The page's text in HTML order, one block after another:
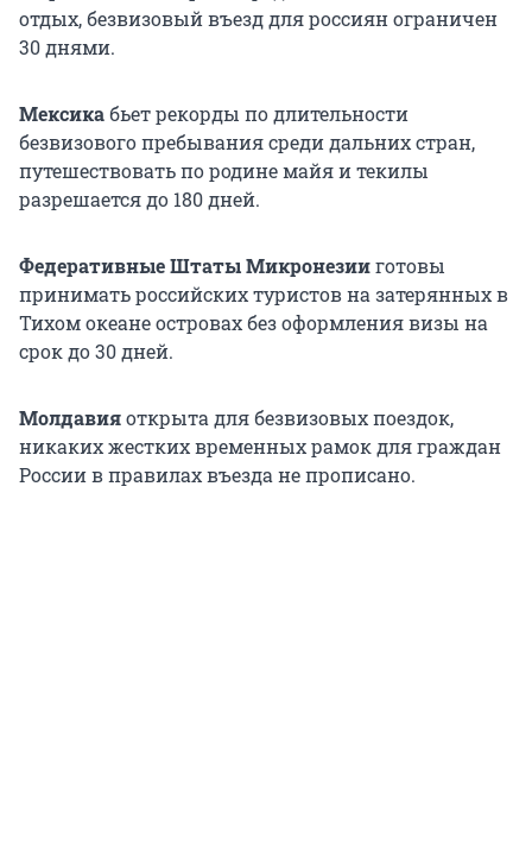
отдых, безвизовый въезд для россиян ограничен
30 днями.
Мексикабьет рекорды по длительности
безвизового пребывания среди дальних стран,
путешествовать по родине майя и текилы
разрешается до 180 дней.
Федеративные Штаты Микронезииготовы
принимать российских туристов на затерянных в
Тихом океане островах без оформления визы на
срок до 30 дней.
Молдавияоткрыта для безвизовых поездок,
никаких жестких временных рамок для граждан
России в правилах въезда не прописано.